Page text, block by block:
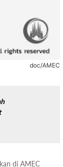
doc/AMEC
di AMEC